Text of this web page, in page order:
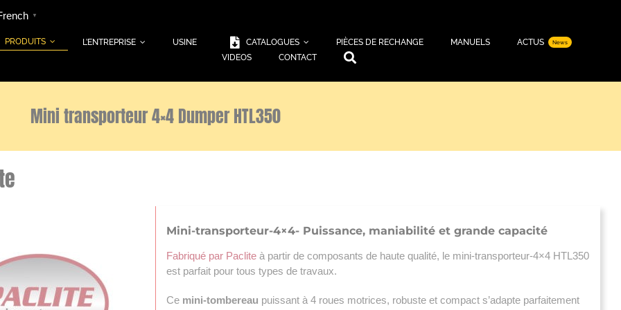
▼
PRODUITS L’ENTREPRISE USINE CATALOGUES PIÈCES DE RECHANGE MANUELS ACTUS News
VIDEOS CONTACT
Mini transporteur 4×4 Dumper HTL350
Mini-transporteur-4×4- Puissance, maniabilité et grande capacité
Fabriqué par Paclite à partir de composants de haute qualité, le mini-transporteur-4×4 HTL350
est parfait pour tous types de travaux.
Ce mini-tombereau puissant à 4 roues motrices, robuste et compact s’adapte parfaitement